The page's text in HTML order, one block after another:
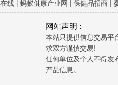
线 | 蚂蚁健康产业网 | 保健品招商 |
网站声明：
本站只提供信息交易平
求双方谨慎交易!
任何单位及个人不得发
产品信息。